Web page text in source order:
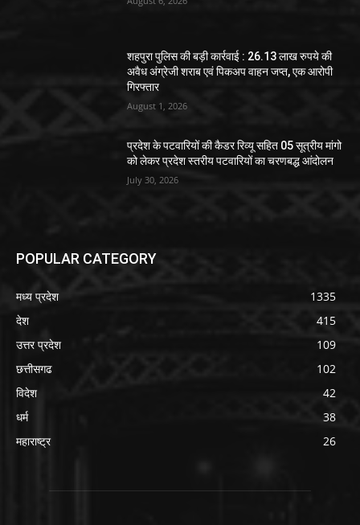
शहपुरा पुलिस की बड़ी कार्रवाई : 26.13 लाख रुपये की
अवैध अंग्रेजी शराब एवं पिकअप वाहन जप्त, एक आरोपी
गिरफ्तार
August 1, 2026
प्रदेश के पटवारियों की कैडर रिव्यू सहित 05 सूत्रीय मांगो
को लेकर प्रदेश स्तरीय पटवारियों का चरणबद्ध आंदोलन
July 30, 2026
POPULAR CATEGORY
मध्य प्रदेश
1335
देश
415
उत्तर प्रदेश
109
छत्तीसगढ
102
विदेश
42
धर्म
38
महाराष्ट्र
26